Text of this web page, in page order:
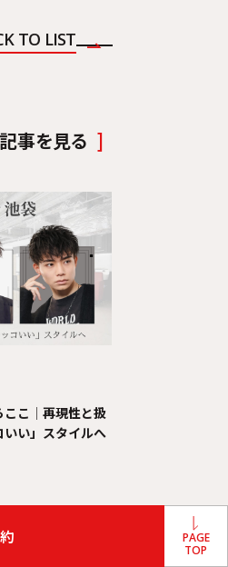
TO LIST
事を見る
ここ│再現性と扱
い」スタイルへ
PAGE
TOP